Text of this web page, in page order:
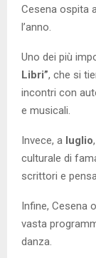
Cesena ospita
l’anno.
Uno dei più
Libri”, che si
incontri con
e musicali.
Invece, a luglio
culturale di
scrittori e
Infine,
vasta
danza.